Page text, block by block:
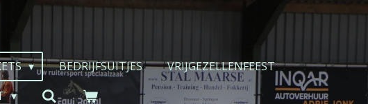
BEDRIJFSUITJES
VRIJGEZELLENFEEST